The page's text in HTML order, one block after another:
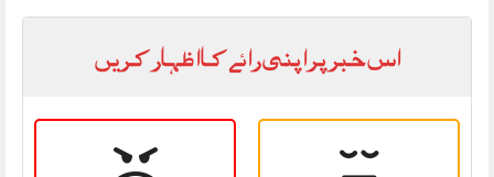
اس خبر پر اپنی رائے کا اظہار کریں